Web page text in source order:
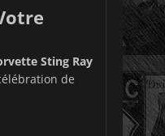
Sting Ray
de